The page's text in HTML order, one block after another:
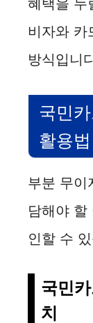
혜택을 누
비자와 카
방식입니
국민
활용법
부분 무이
담해야 할
인할 수
국민
치